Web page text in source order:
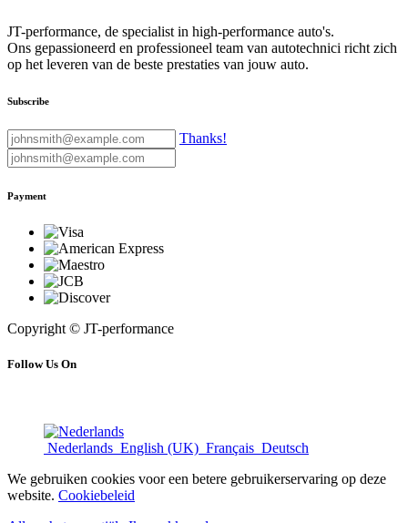
JT-performance, de specialist in high-performance auto's.
Ons gepassioneerd en professioneel team van autotechnici richt zich
op het leveren van de beste prestaties van jouw auto.
Subscribe
Thanks!
Payment
Copyright © JT-performance
Follow Us On
Nederlands English (UK) Français Deutsch
We gebruiken cookies voor een betere gebruikerservaring op deze
website. Cookiebeleid